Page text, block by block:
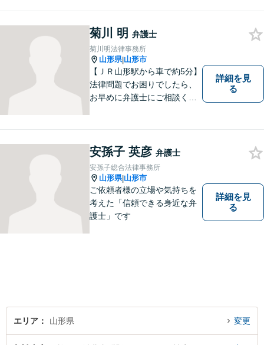
可】不安や問題について法的
リスクを説明し、見通しを立
て、より良い解決に導くお手
伝いをいたします。
菊川 明 弁護士
菊川明法律事務所
山形県|山形市
【ＪＲ山形駅から車で約5分】
法律問題でお困りでしたら、
お早めに弁護士にご相談くだ
詳細を見
る
安孫子 英彦 弁護士
安孫子総合法律事務所
山形県|山形市
ご依頼者様の立場や気持ちを
考えた「信頼できる身近な弁
護士」です
詳細を見
る
エリア 山形県 変更